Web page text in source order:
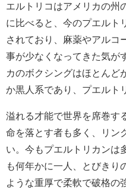
エルトリコはアメリカの州
に比べると、今のプエルト
されており、麻薬やアルコ
事が少なくなってきた気が
カのボクシングはほとんど
か黒人系であり、プエルト
溢れる才能で世界を席巻す
命を落とす者も多く、リン
い。今もプエルトリカンは
も何年かに一人、とびきり
ような重厚で柔軟で破格の